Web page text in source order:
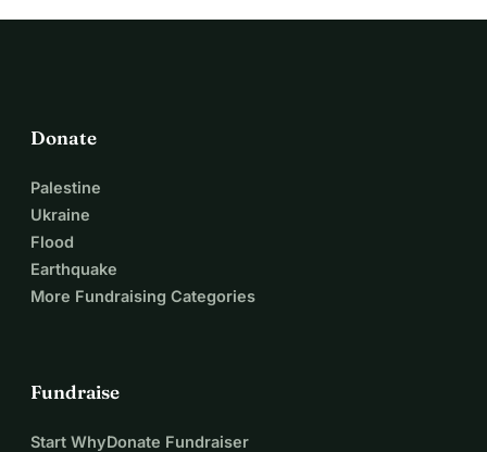
Donate
Palestine
Ukraine
Flood
Earthquake
More Fundraising Categories
Fundraise
Start WhyDonate Fundraiser